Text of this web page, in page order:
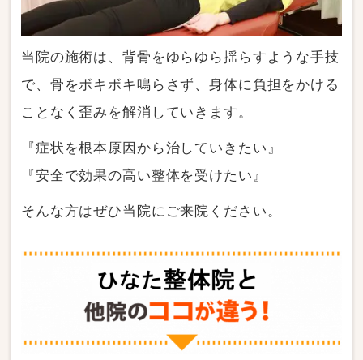
当院の施術は、背骨をゆらゆら揺らすような手技
で、骨をボキボキ鳴らさず、身体に負担をかける
ことなく歪みを解消していきます。
『症状を根本原因から治していきたい』
『安全で効果の高い整体を受けたい』
そんな方はぜひ当院にご来院ください。